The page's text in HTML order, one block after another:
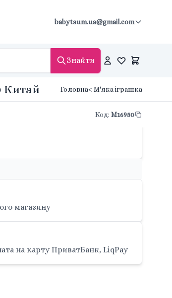
babytsum.ua@gmail.com
Знайти
Китай Головна< М'яка іграшка
Код: M16950
магазину
на карту ПриватБанк, LiqPay